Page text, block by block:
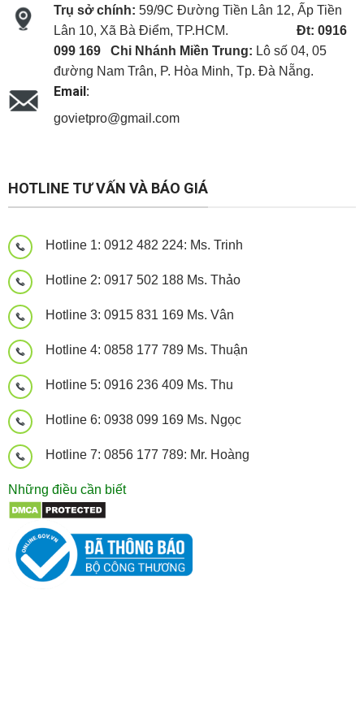
Trụ sở chính: 59/9C Đường Tiền Lân 12, Ấp Tiền
Lân 10, Xã Bà Điểm, TP.HCM.
Đt: 0916
099 169
Chi Nhánh Miền Trung: Lô số 04, 05
đường Nam Trân, P. Hòa Minh, Tp. Đà Nẵng.
Email:
govietpro@gmail.com
HOTLINE TƯ VẤN VÀ BÁO GIÁ
Hotline 1: 0912 482 224: Ms. Trinh
Hotline 2: 0917 502 188 Ms. Thảo
Hotline 3: 0915 831 169 Ms. Vân
Hotline 4: 0858 177 789 Ms. Thuận
Hotline 5: 0916 236 409 Ms. Thu
Hotline 6: 0938 099 169 Ms. Ngọc
Hotline 7: 0856 177 789: Mr. Hoàng
Những điều cần biết